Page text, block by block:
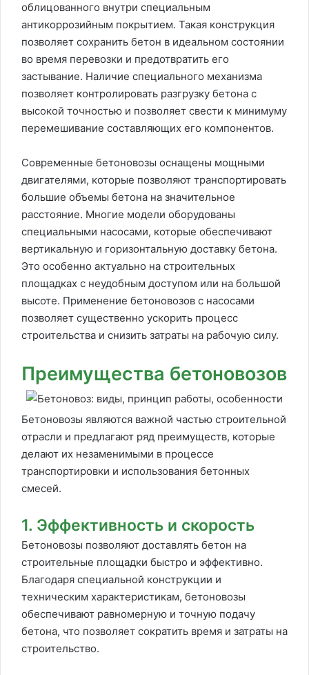
облицованного внутри специальным
антикоррозийным покрытием. Такая конструкция
позволяет сохранить бетон в идеальном состоянии
во время перевозки и предотвратить его
застывание. Наличие специального механизма
позволяет контролировать разгрузку бетона с
высокой точностью и позволяет свести к минимуму
перемешивание составляющих его компонентов.
Современные бетоновозы оснащены мощными
двигателями, которые позволяют транспортировать
большие объемы бетона на значительное
расстояние. Многие модели оборудованы
специальными насосами, которые обеспечивают
вертикальную и горизонтальную доставку бетона.
Это особенно актуально на строительных
площадках с неудобным доступом или на большой
высоте. Применение бетоновозов с насосами
позволяет существенно ускорить процесс
строительства и снизить затраты на рабочую силу.
Преимущества бетоновозов
Бетоновозы являются важной частью строительной
отрасли и предлагают ряд преимуществ, которые
делают их незаменимыми в процессе
транспортировки и использования бетонных
смесей.
1. Эффективность и скорость
Бетоновозы позволяют доставлять бетон на
строительные площадки быстро и эффективно.
Благодаря специальной конструкции и
техническим характеристикам, бетоновозы
обеспечивают равномерную и точную подачу
бетона, что позволяет сократить время и затраты на
строительство.